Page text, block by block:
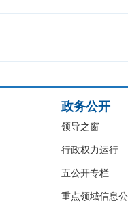
政务公开
领导之窗
行政权力运行
五公开专栏
重点领域信息